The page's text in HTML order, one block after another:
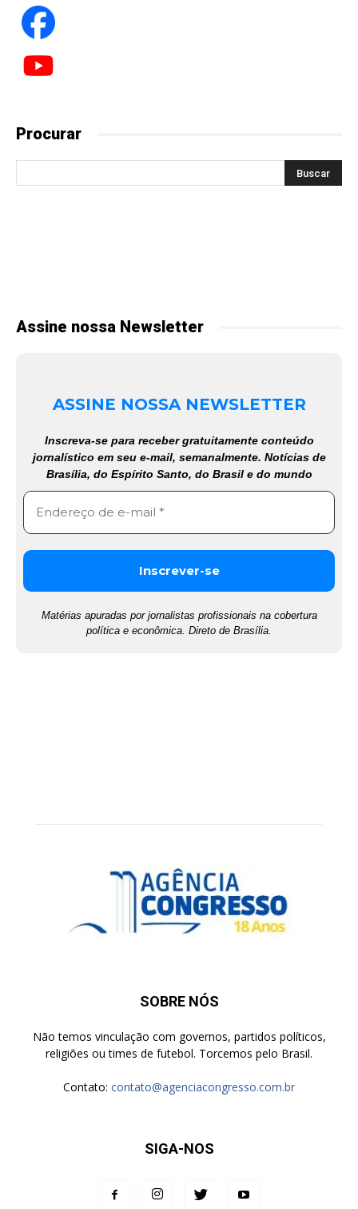
Procurar
Assine nossa Newsletter
ASSINE NOSSA NEWSLETTER
Inscreva-se para receber gratuitamente conteúdo
jornalístico em seu e-mail, semanalmente. Notícias de
Brasília, do Espírito Santo, do Brasil e do mundo
Matérias apuradas por jornalistas profissionais na cobertura
política e econômica. Direto de Brasília.
SOBRE NÓS
Não temos vinculação com governos, partidos políticos,
religiões ou times de futebol. Torcemos pelo Brasil.
Contato: contato@agenciacongresso.com.br
SIGA-NOS